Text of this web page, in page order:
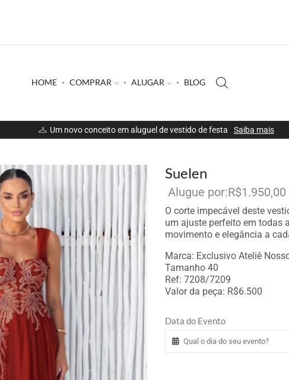
HOME COMPRAR ALUGAR BLOG
Um novo conceito em aluguel de vestido de festa Saiba mais
Suelen
R$1.950,00
O corte impecável deste
um ajuste perfeito em todas
movimento e elegância a
Marca: Exclusivo Ateliê
Tamanho 40
Ref: 7208/7209
Valor da peça: R$6.500
Data do Evento